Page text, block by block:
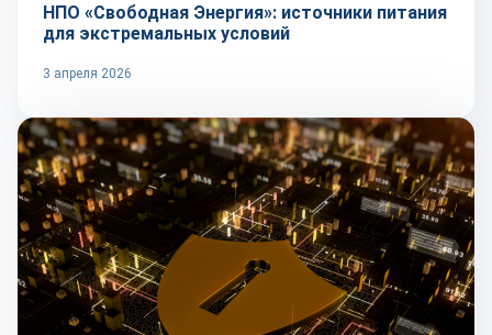
НПО «Свободная Энергия»: источники питания
для экстремальных условий
3 апреля 2026